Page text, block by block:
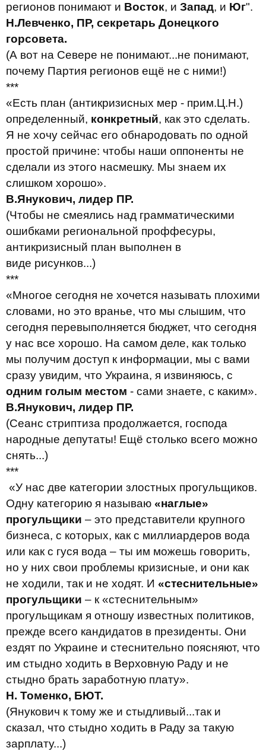
регионов понимают и Восток, и Запад, и Юг".
Н.Левченко, ПР, секретарь Донецкого
горсовета.
(А вот на Севере не понимают...не понимают,
почему Партия регионов ещё не с ними!)
***
«Есть план (антикризисных мер - прим.Ц.Н.)
определенный, конкретный, как это сделать.
Я не хочу сейчас его обнародовать по одной
простой причине: чтобы наши оппоненты не
сделали из этого насмешку. Мы знаем их
слишком хорошо».
В.Янукович, лидер ПР.
(Чтобы не смеялись над грамматическими
ошибками региональной проффесуры,
антикризисный план выполнен в
виде рисунков...)
***
«Многое сегодня не хочется называть плохими
словами, но это вранье, что мы слышим, что
сегодня перевыполняется бюджет, что сегодня
у нас все хорошо. На самом деле, как только
мы получим доступ к информации, мы с вами
сразу увидим, что Украина, я извиняюсь, с
одним голым местом - сами знаете, с каким».
В.Янукович, лидер ПР.
(Сеанс стриптиза продолжается, господа
народные депутаты! Ещё столько всего можно
снять...)
***
«У нас две категории злостных прогульщиков.
Одну категорию я называю «наглые»
прогульщики – это представители крупного
бизнеса, с которых, как с миллиардеров вода
или как с гуся вода – ты им можешь говорить,
но у них свои проблемы кризисные, и они как
не ходили, так и не ходят. И «стеснительные»
прогульщики – к «стеснительным»
прогульщикам я отношу известных политиков,
прежде всего кандидатов в президенты. Они
ездят по Украине и стеснительно поясняют, что
им стыдно ходить в Верховную Раду и не
стыдно брать заработную плату».
Н. Томенко, БЮТ.
(Янукович к тому же и стыдливый...так и
сказал, что стыдно ходить в Раду за такую
зарплату...)